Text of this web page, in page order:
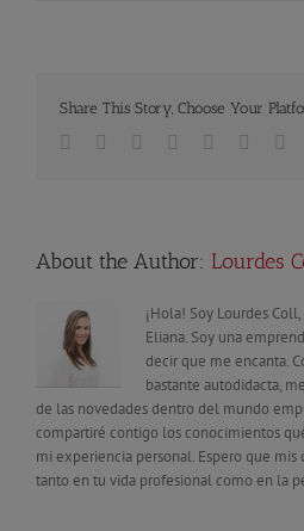
Share This Story, Choose Your
Facebook
TwitterLinkedin
Reddit Tumblr
About the Author: Lourdes
¡Hola! Soy Lourdes
Eliana. Soy una
decir que me encanta.
bastante autodidacta,
de las novedades dentro del mundo
compartiré contigo los conocimientos
mi experiencia personal. Espero que
tanto en tu vida profesional como en la